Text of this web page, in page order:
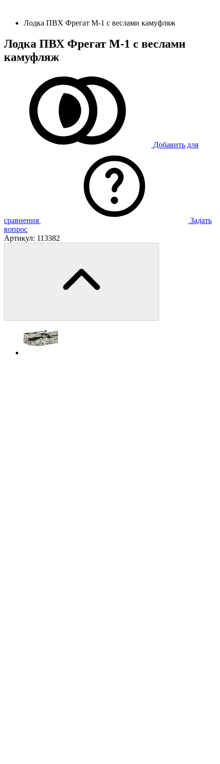
Лодка ПВХ Фрегат М-1 с веслами камуфляж
Лодка ПВХ Фрегат М-1 с веслами
камуфляж
Добавить для
сравнения
Задать
вопрос
Артикул: 113382